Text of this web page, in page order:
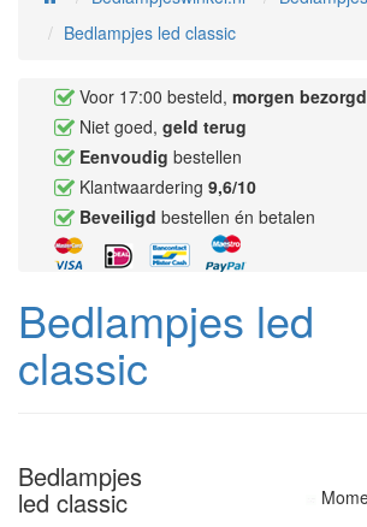
Bedlampjes led classic
Voor 17:00 besteld, morgen bezorgd
Niet goed, geld terug
Eenvoudig bestellen
Klantwaardering 9,6/10
Beveiligd bestellen én betalen
Bedlampjes led
classic
Bedlampjes
led classic